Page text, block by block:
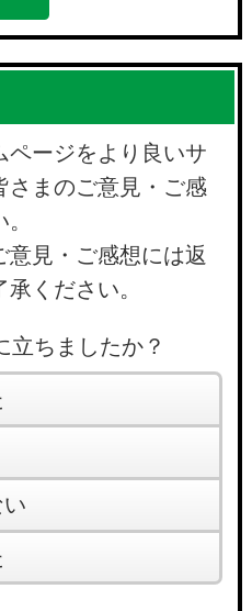
ページをより良いサ
さまのご意見・ご感
意見・ご感想には返
ください。
立ちましたか？